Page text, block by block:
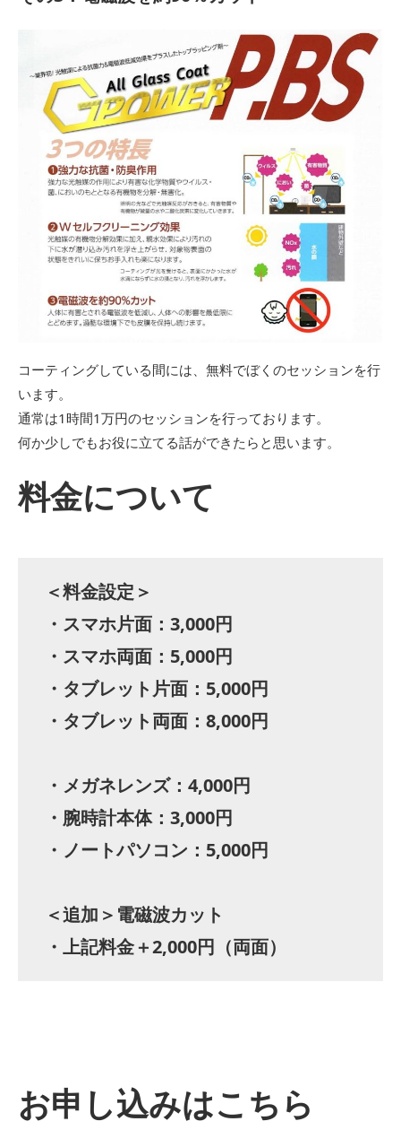
コーティングしている間には、無料でぼくのセッションを行
います。
通常は1時間1万円のセッションを行っております。
何か少しでもお役に立てる話ができたらと思います。
料金について
＜料金設定＞
・スマホ片面：3,000円
・スマホ両面：5,000円
・タブレット片面：5,000円
・タブレット両面：8,000円
・メガネレンズ：4,000円
・腕時計本体：3,000円
・ノートパソコン：5,000円
＜追加＞電磁波カット
・上記料金＋2,000円（両面）
お申し込みはこちら